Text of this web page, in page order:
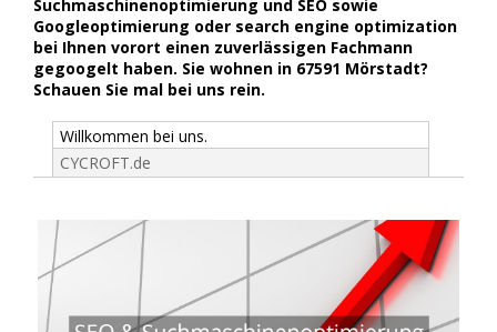
Suchmaschinenoptimierung und SEO sowie
Googleoptimierung oder search engine optimization
bei Ihnen vorort einen zuverlässigen Fachmann
gegoogelt haben. Sie wohnen in 67591 Mörstadt?
Schauen Sie mal bei uns rein.
Willkommen bei uns.
CYCROFT.de